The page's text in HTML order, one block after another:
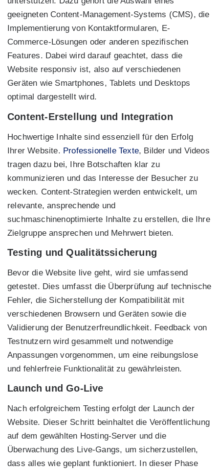
geeigneten Content-Management-Systems (CMS), die
Implementierung von Kontaktformularen, E-
Commerce-Lösungen oder anderen spezifischen
Features. Dabei wird darauf geachtet, dass die
Website responsiv ist, also auf verschiedenen
Geräten wie Smartphones, Tablets und Desktops
optimal dargestellt wird.
Content-Erstellung und Integration
Hochwertige Inhalte sind essenziell für den Erfolg
Ihrer Website. Professionelle Texte, Bilder und Videos
tragen dazu bei, Ihre Botschaften klar zu
kommunizieren und das Interesse der Besucher zu
wecken. Content-Strategien werden entwickelt, um
relevante, ansprechende und
suchmaschinenoptimierte Inhalte zu erstellen, die Ihre
Zielgruppe ansprechen und Mehrwert bieten.
Testing und Qualitätssicherung
Bevor die Website live geht, wird sie umfassend
getestet. Dies umfasst die Überprüfung auf technische
Fehler, die Sicherstellung der Kompatibilität mit
verschiedenen Browsern und Geräten sowie die
Validierung der Benutzerfreundlichkeit. Feedback von
Testnutzern wird gesammelt und notwendige
Anpassungen vorgenommen, um eine reibungslose
und fehlerfreie Funktionalität zu gewährleisten.
Launch und Go-Live
Nach erfolgreichem Testing erfolgt der Launch der
Website. Dieser Schritt beinhaltet die Veröffentlichung
auf dem gewählten Hosting-Server und die
Überwachung des Live-Gangs, um sicherzustellen,
dass alles wie geplant funktioniert. In dieser Phase